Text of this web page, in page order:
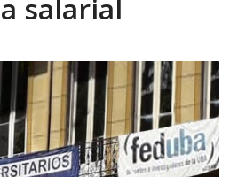
salarial